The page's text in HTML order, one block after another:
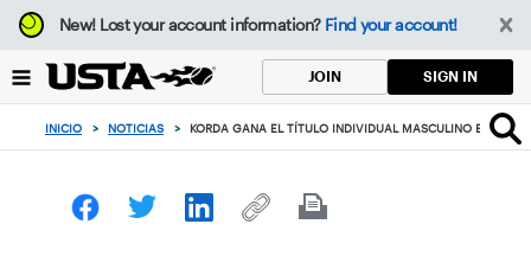
Enfoque
desde
botón
volver
principio
New!Lost your account information? Find your account!
JOIN SIGN IN
INICIO > NOTICIAS > KORDA GANA EL TÍTULO INDIVIDUAL MASCULINO EN EL